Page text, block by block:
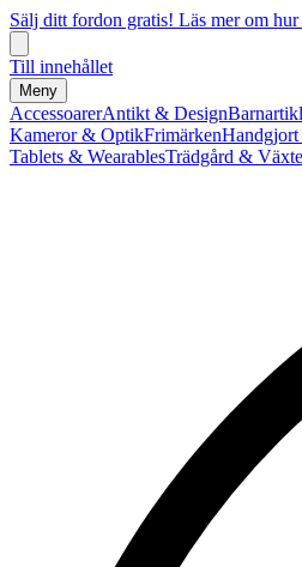
Sälj ditt fordon gratis! Läs mer om
Till innehållet
Meny
AccessoarerAntikt & Design
Kameror & OptikFrimärken
Tablets & WearablesTrädgård &